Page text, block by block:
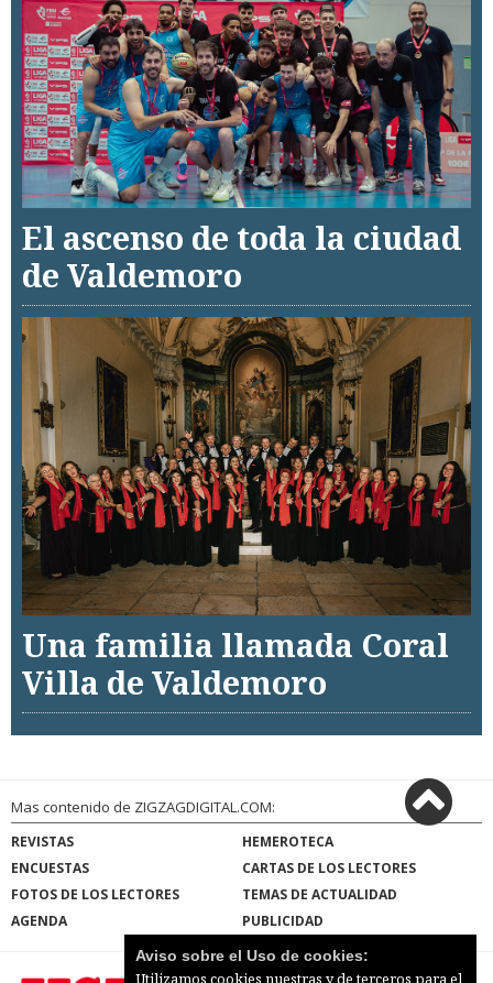
El ascenso de toda la ciudad
de Valdemoro
Una familia llamada Coral
Villa de Valdemoro
Mas contenido de ZIGZAGDIGITAL.COM:
REVISTAS
HEMEROTECA
ENCUESTAS
CARTAS DE LOS LECTORES
FOTOS DE LOS LECTORES
TEMAS DE ACTUALIDAD
AGENDA
PUBLICIDAD
Aviso sobre el Uso de cookies:
Utilizamos cookies nuestras y de terceros para el